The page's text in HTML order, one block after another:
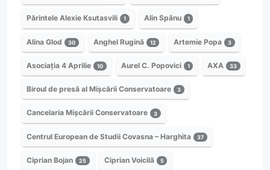
Părintele Alexie Ksutasvili 1 Alin Spânu 1
Alina Glod 30 Anghel Rugină 12 Artemie Popa 3
Asociația 4 Aprilie 10 Aurel C. Popovici 1 AXA 33
Biroul de presă al Mișcării Conservatoare 3
Cancelaria Mișcării Conservatoare 3
Centrul European de Studii Covasna – Harghita 37
Ciprian Bojan 25 Ciprian Voicilă 5